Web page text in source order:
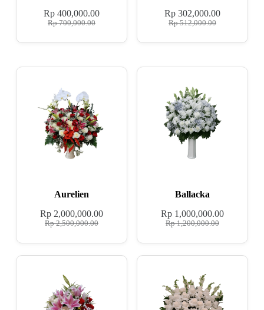
Rp700,000.00
Rp400,000.00
Rp512,000.00
Rp 302,000.00
Aurelien
Rp2,500,000.00
Rp2,000,000.00
Ballacka
Rp1,200,000.00
Rp 1,000,000.00